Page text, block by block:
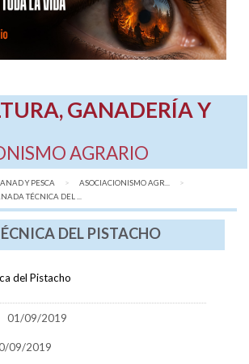
GANADERÍA Y
AGRARIO
Y PESCA
ASOCIACIONISMO AGR...
TÉCNICA DEL ...
DEL PISTACHO
del Pistacho
01/09/2019
09/2019